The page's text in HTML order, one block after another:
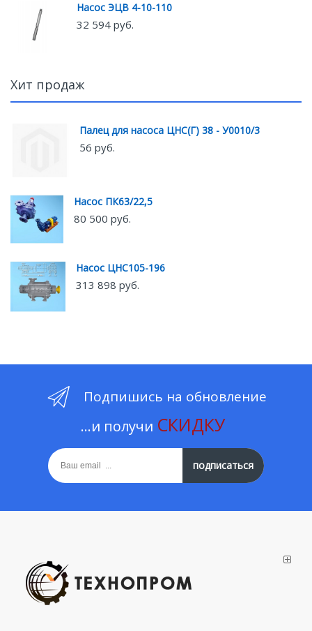
Насос ЭЦВ 4-10-110
32 594 руб.
Хит продаж
Палец для насоса ЦНС(Г) 38 - У0010/3
56 руб.
Насос ПК63/22,5
80 500 руб.
Насос ЦНС105-196
313 898 руб.
Подпишись на обновление
...и получи СКИДКУ
подписаться